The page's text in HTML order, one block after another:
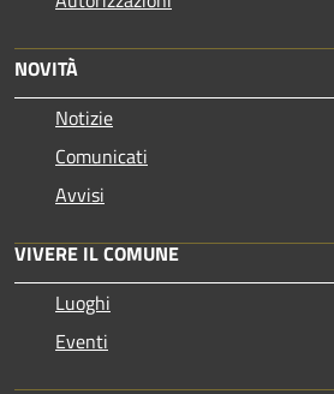
NOVITÀ
Notizie
Comunicati
Avvisi
VIVERE IL COMUNE
Luoghi
Eventi